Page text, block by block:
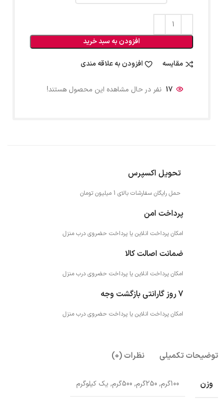
افزودن به سبد خرید
مقایسه افزودن به علاقه مندی
17 نفر در حال مشاهده این محصول هستند!
تحویل اکسپرس
حمل رایگان سفارشات بالای 1 میلیون تومان
پرداخت امن
امکان پرداخت انلاین یا پرداخت حضروی درب منزل
ضمانت اصالت کالا
امکان پرداخت انلاین یا پرداخت حضروی درب منزل
7 روز گارانتی بازگشت وجه
امکان پرداخت انلاین یا پرداخت حضروی درب منزل
توضیحات تکمیلی نظرات (0)
وزن 100گرم, 250گرم, 500گرم, یک کیلوگرم